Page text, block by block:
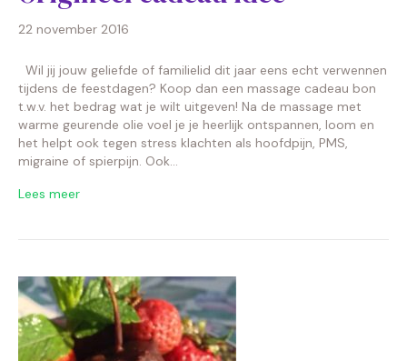
22 november 2016
Wil jij jouw geliefde of familielid dit jaar eens echt verwennen
tijdens de feestdagen? Koop dan een massage cadeau bon
t.w.v. het bedrag wat je wilt uitgeven! Na de massage met
warme geurende olie voel je je heerlijk ontspannen, loom en
het helpt ook tegen stress klachten als hoofdpijn, PMS,
migraine of spierpijn. Ook…
Lees meer